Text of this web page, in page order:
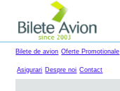
Bilete de avion Oferte Promotionale
Asigurari Despre noi Contact